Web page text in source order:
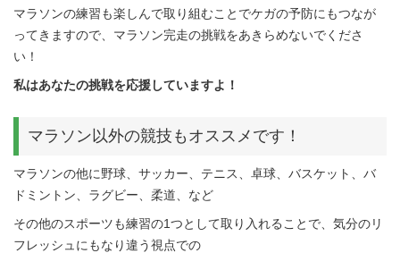
マラソンの練習も楽しんで取り組むことでケガの予防にもつなが
ってきますので、マラソン完走の挑戦をあきらめないでくださ
い！
私はあなたの挑戦を応援していますよ！
マラソン以外の競技もオススメです！
マラソンの他に野球、サッカー、テニス、卓球、バスケット、バ
ドミントン、ラグビー、柔道、など
その他のスポーツも練習の1つとして取り入れることで、気分のリ
フレッシュにもなり違う視点での